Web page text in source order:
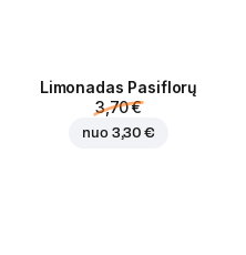
Limonadas Pasiflorų
3,70 €
nuo 3,30 €